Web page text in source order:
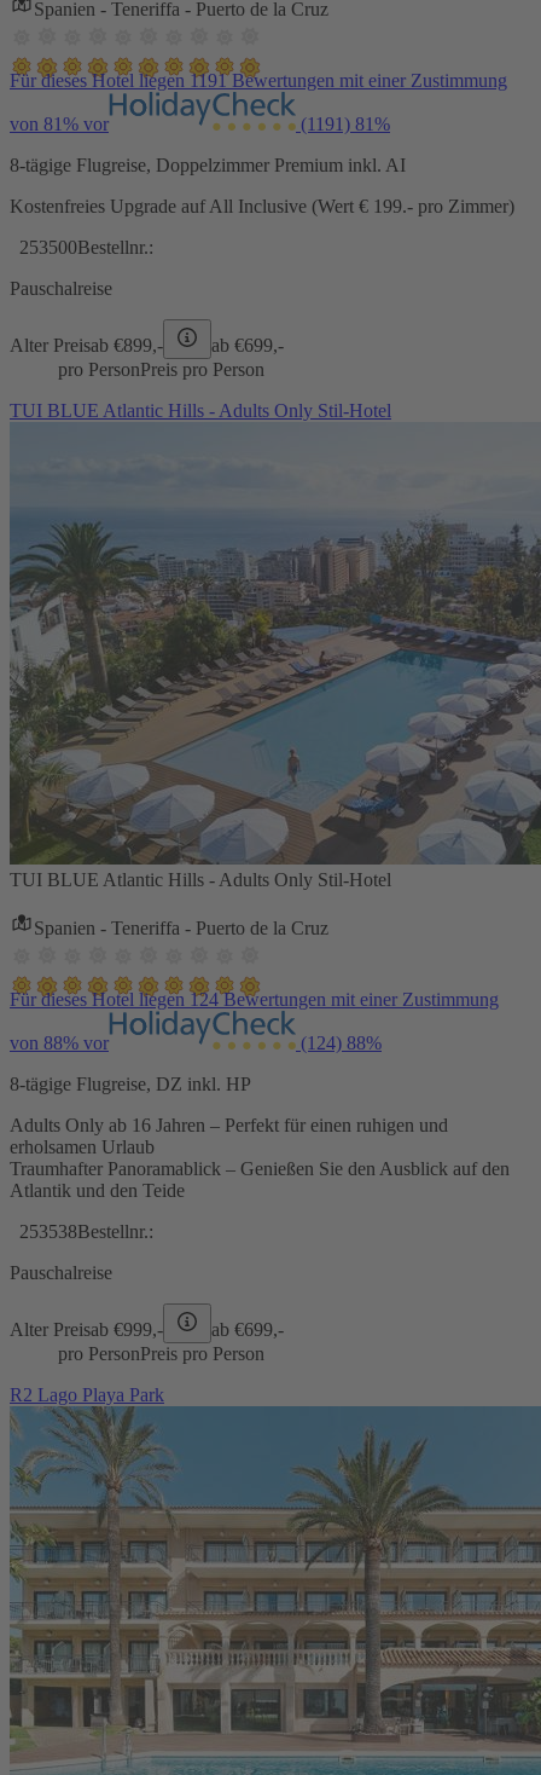
Spanien - Teneriffa - Puerto de la Cruz
Für dieses Hotel liegen 1191 Bewertungen mit einer Zustimmung
von 81% vor (1191) 81%
8-tägige Flugreise, Doppelzimmer Premium inkl. AI
Kostenfreies Upgrade auf All Inclusive (Wert € 199.- pro Zimmer)
253500Bestellnr.:
Pauschalreise
Alter Preisab €899,- ab €699,-
pro PersonPreis pro Person
TUI BLUE Atlantic Hills - Adults Only Stil-Hotel
TUI BLUE Atlantic Hills - Adults Only Stil-Hotel
Spanien - Teneriffa - Puerto de la Cruz
Für dieses Hotel liegen 124 Bewertungen mit einer Zustimmung
von 88% vor (124) 88%
8-tägige Flugreise, DZ inkl. HP
Adults Only ab 16 Jahren – Perfekt für einen ruhigen und
erholsamen Urlaub
Traumhafter Panoramablick – Genießen Sie den Ausblick auf den
Atlantik und den Teide
253538Bestellnr.:
Pauschalreise
Alter Preisab €999,- ab €699,-
pro PersonPreis pro Person
R2 Lago Playa Park